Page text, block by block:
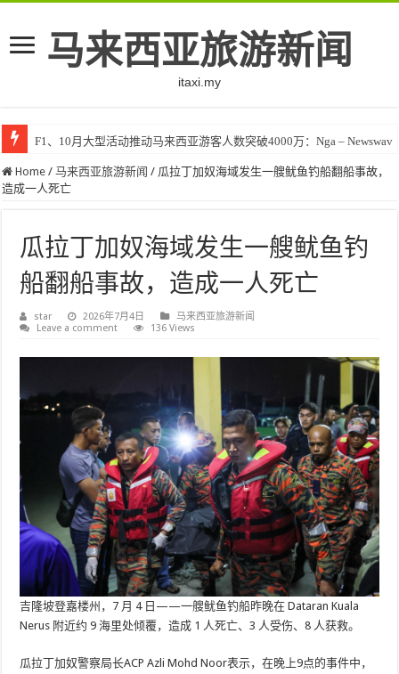
马来西亚旅游新闻
itaxi.my
F1、10月大型活动推动马来西亚游客人数突破4000万：Nga – Newswav
Home / 马来西亚旅游新闻 / 瓜拉丁加奴海域发生一艘鱿鱼钓船翻船事故，
造成一人死亡
瓜拉丁加奴海域发生一艘鱿鱼钓
船翻船事故，造成一人死亡
star 2026年7月4日
马来西亚旅游新闻
Leave a comment
136 Views
吉隆坡登嘉楼州，7 月 4 日——一艘鱿鱼钓船昨晚在 Dataran Kuala
Nerus 附近约 9 海里处倾覆，造成 1 人死亡、3 人受伤、8 人获救。
瓜拉丁加奴警察局长ACP Azli Mohd Noor表示，在晚上9点的事件中，